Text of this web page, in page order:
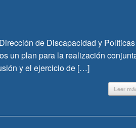
de Discapacidad y Políticas
un plan para la realización
y el ejercicio de […]
Leer